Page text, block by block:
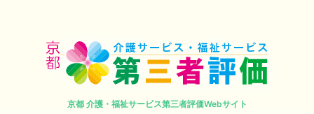
京都 介護・福祉サービス第三者評価Webサイト